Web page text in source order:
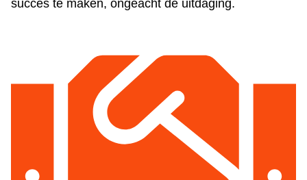
succes te maken, ongeacht de uitdaging.